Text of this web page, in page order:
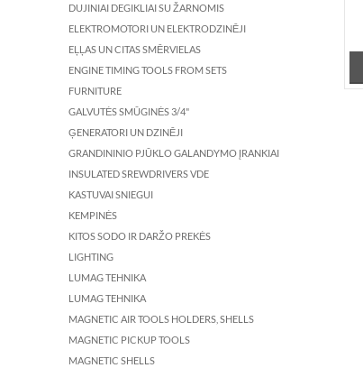
DUJINIAI DEGIKLIAI SU ŽARNOMIS
ELEKTROMOTORI UN ELEKTRODZINĒJI
EĻĻAS UN CITAS SMĒRVIELAS
ENGINE TIMING TOOLS FROM SETS
FURNITURE
GALVUTĖS SMŪGINĖS 3/4"
ĢENERATORI UN DZINĒJI
GRANDININIO PJŪKLO GALANDYMO ĮRANKIAI
INSULATED SREWDRIVERS VDE
KASTUVAI SNIEGUI
KEMPINĖS
KITOS SODO IR DARŽO PREKĖS
LIGHTING
LUMAG TEHNIKA
LUMAG TEHNIKA
MAGNETIC AIR TOOLS HOLDERS, SHELLS
MAGNETIC PICKUP TOOLS
MAGNETIC SHELLS